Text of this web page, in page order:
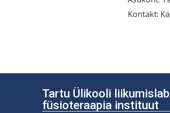
Kontakt:
Tartu Ülikooli
füsioteraapia instituut